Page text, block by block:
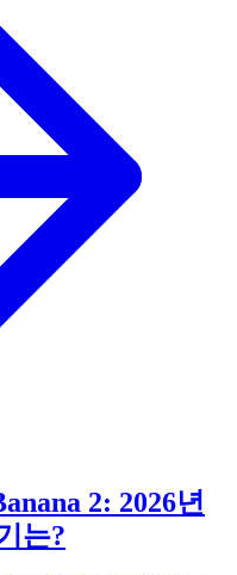
2: 2026년
는?